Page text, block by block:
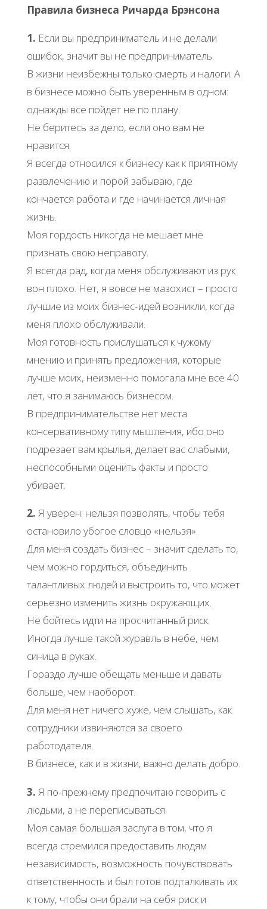
Правила бизнеса Ричарда Брэнсона
1. Если вы предприниматель и не делали
ошибок, значит вы не предприниматель.
В жизни неизбежны только смерть и налоги. А
в бизнесе можно быть уверенным в одном:
однажды все пойдет не по плану.
Не беритесь за дело, если оно вам не
нравится.
Я всегда относился к бизнесу как к приятному
развлечению и порой забываю, где
кончается работа и где начинается личная
жизнь.
Моя гордость никогда не мешает мне
признать свою неправоту.
Я всегда рад, когда меня обслуживают из рук
вон плохо. Нет, я вовсе не мазохист – просто
лучшие из моих бизнес-идей возникли, когда
меня плохо обслуживали.
Моя готовность прислушаться к чужому
мнению и принять предложения, которые
лучше моих, неизменно помогала мне все 40
лет, что я занимаюсь бизнесом.
В предпринимательстве нет места
консервативному типу мышления, ибо оно
подрезает вам крылья, делает вас слабыми,
неспособными оценить факты и просто
убивает.
2. Я уверен: нельзя позволять, чтобы тебя
остановило убогое словцо «нельзя».
Для меня создать бизнес – значит сделать то,
чем можно гордиться, объединить
талантливых людей и выстроить то, что может
серьезно изменить жизнь окружающих.
Не бойтесь идти на просчитанный риск.
Иногда лучше такой журавль в небе, чем
синица в руках.
Гораздо лучше обещать меньше и давать
больше, чем наоборот.
Для меня нет ничего хуже, чем слышать, как
сотрудники извиняются за своего
работодателя.
В бизнесе, как и в жизни, важно делать добро.
3. Я по-прежнему предпочитаю говорить с
людьми, а не переписываться.
Моя самая большая заслуга в том, что я
всегда стремился предоставить людям
независимость, возможность почувствовать
ответственность и был готов подталкивать их
к тому, чтобы они брали на себя риск и